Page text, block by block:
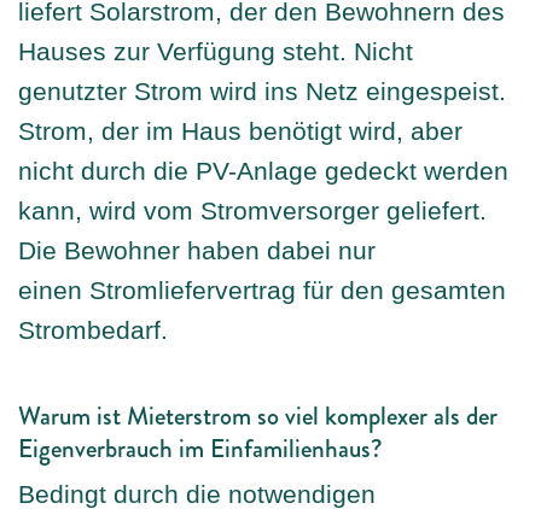
liefert Solarstrom, der den Bewohnern des
Hauses zur Verfügung steht. Nicht
genutzter Strom wird ins Netz eingespeist.
Strom, der im Haus benötigt wird, aber
nicht durch die PV-Anlage gedeckt werden
kann, wird vom Stromversorger geliefert.
Die Bewohner haben dabei nur
einen Stromliefervertrag für den gesamten
Strombedarf.
Warum ist Mieterstrom so viel komplexer als der
Eigenverbrauch im Einfamilienhaus?
Bedingt durch die notwendigen